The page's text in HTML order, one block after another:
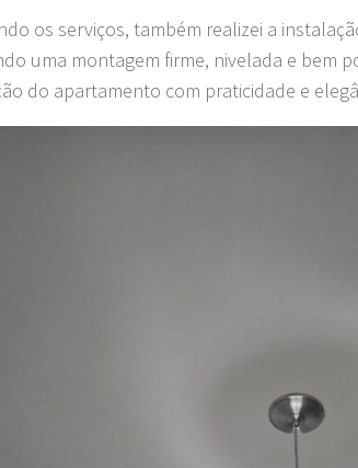
os serviços, também realizei a
uma montagem firme, nivelada e bem
do apartamento com praticidade e